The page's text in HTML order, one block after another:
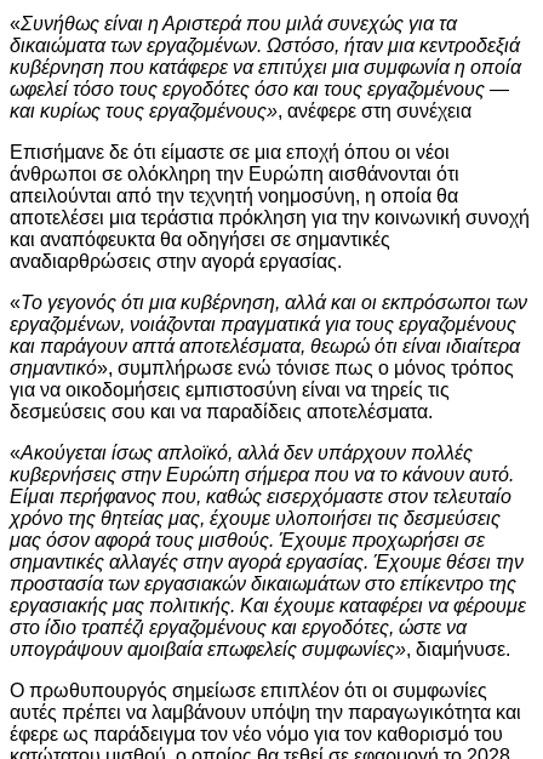
«Συνήθως είναι η Αριστερά που μιλά συνεχώς για τα
δικαιώματα των εργαζομένων. Ωστόσο, ήταν μια κεντροδεξιά
κυβέρνηση που κατάφερε να επιτύχει μια συμφωνία η οποία
ωφελεί τόσο τους εργοδότες όσο και τους εργαζομένους —
και κυρίως τους εργαζομένους», ανέφερε στη συνέχεια
Επισήμανε δε ότι είμαστε σε μια εποχή όπου οι νέοι
άνθρωποι σε ολόκληρη την Ευρώπη αισθάνονται ότι
απειλούνται από την τεχνητή νοημοσύνη, η οποία θα
αποτελέσει μια τεράστια πρόκληση για την κοινωνική συνοχή
και αναπόφευκτα θα οδηγήσει σε σημαντικές
αναδιαρθρώσεις στην αγορά εργασίας.
«Το γεγονός ότι μια κυβέρνηση, αλλά και οι εκπρόσωποι των
εργαζομένων, νοιάζονται πραγματικά για τους εργαζομένους
και παράγουν απτά αποτελέσματα, θεωρώ ότι είναι ιδιαίτερα
σημαντικό», συμπλήρωσε ενώ τόνισε πως ο μόνος τρόπος
για να οικοδομήσεις εμπιστοσύνη είναι να τηρείς τις
δεσμεύσεις σου και να παραδίδεις αποτελέσματα.
«Ακούγεται ίσως απλοϊκό, αλλά δεν υπάρχουν πολλές
κυβερνήσεις στην Ευρώπη σήμερα που να το κάνουν αυτό.
Είμαι περήφανος που, καθώς εισερχόμαστε στον τελευταίο
χρόνο της θητείας μας, έχουμε υλοποιήσει τις δεσμεύσεις
μας όσον αφορά τους μισθούς. Έχουμε προχωρήσει σε
σημαντικές αλλαγές στην αγορά εργασίας. Έχουμε θέσει την
προστασία των εργασιακών δικαιωμάτων στο επίκεντρο της
εργασιακής μας πολιτικής. Και έχουμε καταφέρει να φέρουμε
στο ίδιο τραπέζι εργαζομένους και εργοδότες, ώστε να
υπογράψουν αμοιβαία επωφελείς συμφωνίες», διαμήνυσε.
Ο πρωθυπουργός σημείωσε επιπλέον ότι οι συμφωνίες
αυτές πρέπει να λαμβάνουν υπόψη την παραγωγικότητα και
έφερε ως παράδειγμα τον νέο νόμο για τον καθορισμό του